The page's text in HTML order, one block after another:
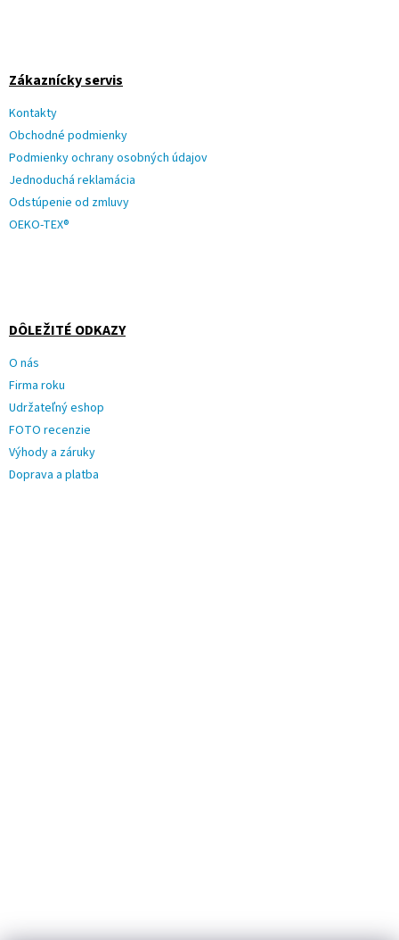
Zákaznícky servis
Kontakty
Obchodné podmienky
Podmienky ochrany osobných údajov
Jednoduchá reklamácia
Odstúpenie od zmluvy
OEKO-TEX®
DÔLEŽITÉ ODKAZY
O nás
Firma roku
Udržateľný eshop
FOTO recenzie
Výhody a záruky
Doprava a platba